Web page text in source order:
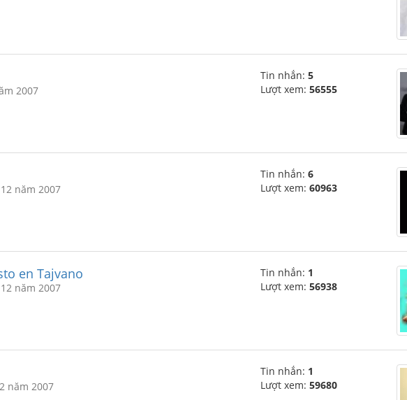
2007
Tin nhắn: 5
Lượt xem: 56555
năm 2007
Tin nhắn: 6
Lượt xem: 60963
en Tajvano
năm 2007
Tin nhắn: 1
Lượt xem: 56938
năm 2007
Tin nhắn: 1
Lượt xem: 59680